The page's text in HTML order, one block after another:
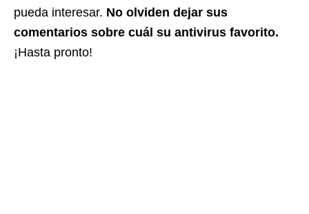
pueda interesar. No olviden dejar sus
comentarios sobre cuál su antivirus favorito.
¡Hasta pronto!